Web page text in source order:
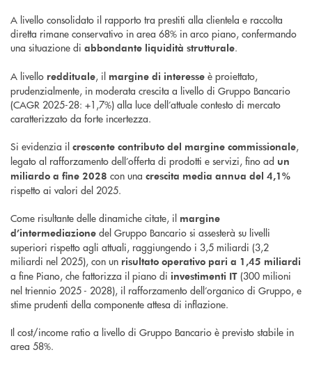
A livello consolidato il rapporto tra prestiti alla clientela e raccolta
diretta rimane conservativo in area 68% in arco piano, confermando
una situazione di abbondante liquidità strutturale.
A livello reddituale, il margine di interesse è proiettato,
prudenzialmente, in moderata crescita a livello di Gruppo Bancario
(CAGR 2025-28: +1,7%) alla luce dell’attuale contesto di mercato
caratterizzato da forte incertezza.
Si evidenzia il crescente contributo del margine commissionale,
legato al rafforzamento dell’offerta di prodotti e servizi, fino ad un
miliardo a fine 2028 con una crescita media annua del 4,1%
rispetto ai valori del 2025.
Come risultante delle dinamiche citate, il margine
d’intermediazione del Gruppo Bancario si assesterà su livelli
superiori rispetto agli attuali, raggiungendo i 3,5 miliardi (3,2
miliardi nel 2025), con un risultato operativo pari a 1,45 miliardi
a fine Piano, che fattorizza il piano di investimenti IT (300 milioni
nel triennio 2025 - 2028), il rafforzamento dell’organico di Gruppo, e
stime prudenti della componente attesa di inflazione.
Il cost/income ratio a livello di Gruppo Bancario è previsto stabile in
area 58%.